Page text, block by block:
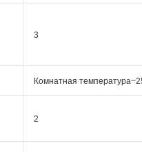
3
Комнатная
2